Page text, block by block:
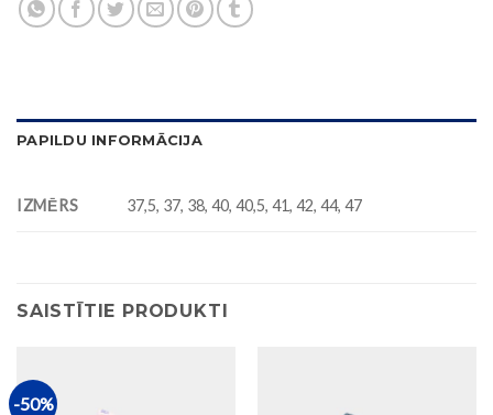
PAPILDU INFORMĀCIJA
IZMĒRS 37,5, 37, 38, 40, 40,5, 41, 42, 44, 47
SAISTĪTIE PRODUKTI
-50%